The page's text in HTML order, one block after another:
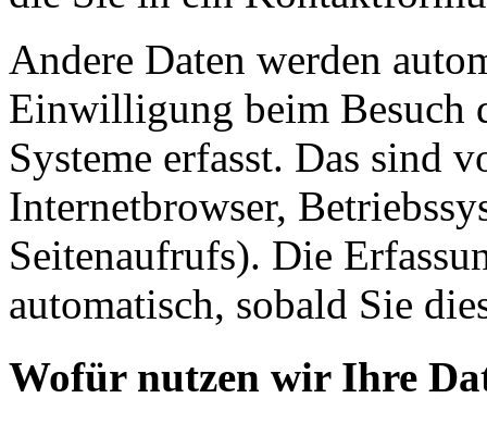
Andere Daten werden
Einwilligung beim Besuch
Systeme erfasst. Das sind
Internetbrowser,
Seitenaufrufs). Die
automatisch, sobald Sie
Wofür nutzen wir Ihre